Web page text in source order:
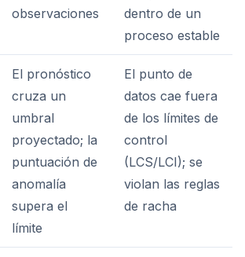
observaciones
dentro de un
proceso estable
El pronóstico
cruza un
umbral
proyectado; la
puntuación de
anomalía
supera el
límite
El punto de
datos cae fuera
de los límites de
control
(LCS/LCI); se
violan las reglas
de racha